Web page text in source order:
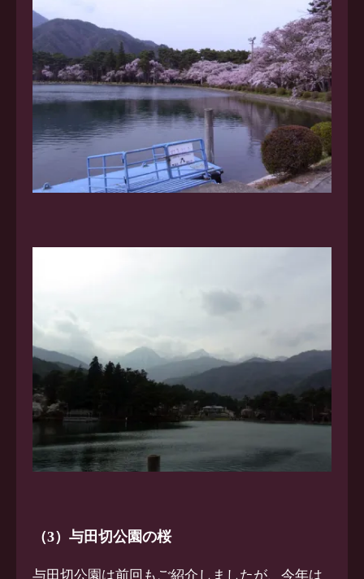
（3）与田切公園の桜
与田切公園は前回もご紹介しましたが、今年は